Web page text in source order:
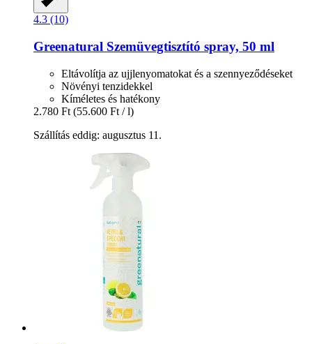
4.3 (10)
Greenatural Szemüvegtisztító spray, 50 ml
Eltávolítja az ujjlenyomatokat és a szennyeződéseket
Növényi tenzidekkel
Kíméletes és hatékony
2.780 Ft (55.600 Ft / l)
Szállítás eddig: augusztus 11.